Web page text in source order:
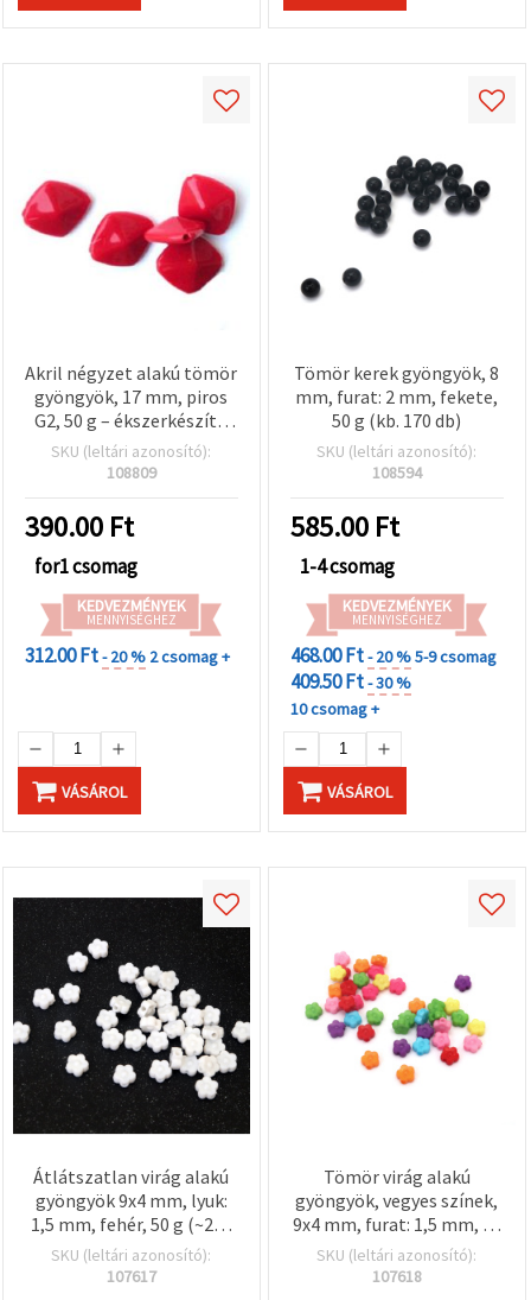
Akril négyzet alakú tömör
gyöngyök, 17 mm, piros
G2, 50 g – ékszerkészítő
kellékek, hobbi és
kézműves alapanyagok
SKU (leltári azonosító):
108809
390.00 Ft
for1 csomag
KEDVEZMÉNYEK
MENNYISÉGHEZ
312.00 Ft- 20 % 2 csomag +
VÁSÁROL
Tömör kerek gyöngyök, 8
mm, furat: 2 mm, fekete,
50 g (kb. 170 db)
SKU (leltári azonosító):
108594
585.00 Ft
1-4 csomag
KEDVEZMÉNYEK
MENNYISÉGHEZ
468.00 Ft- 20 %5-9 csomag
409.50 Ft- 30 %
10 csomag +
VÁSÁROL
Átlátszatlan virág alakú
gyöngyök 9x4 mm, lyuk:
1,5 mm, fehér, 50 g (~280
db)
SKU (leltári azonosító):
107617
Tömör virág alakú
gyöngyök, vegyes színek,
9x4 mm, furat: 1,5 mm, 50
g (~280 db)
SKU (leltári azonosító):
107618